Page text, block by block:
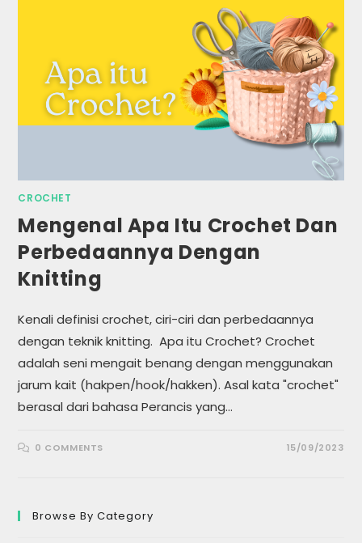
CROCHET
Mengenal Apa Itu Crochet Dan
Perbedaannya Dengan
Knitting
Kenali definisi crochet, ciri-ciri dan perbedaannya
dengan teknik knitting. Apa itu Crochet? Crochet
adalah seni mengait benang dengan menggunakan
jarum kait (hakpen/hook/hakken). Asal kata "crochet"
berasal dari bahasa Perancis yang…
0 COMMENTS 15/09/2023
Browse By Category